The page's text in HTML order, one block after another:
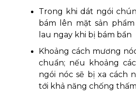
Trong khi dát ngói
bám lên mặt sản
lau ngay khi bị bám bẩn
Khoảng cách mương
chuẩn; nếu khoảng
ngói nóc sẽ bị xa cách
tới khả năng chống